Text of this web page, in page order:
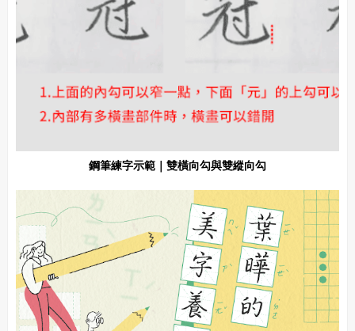
鋼筆練字示範｜雙橫向勾與雙縱向勾